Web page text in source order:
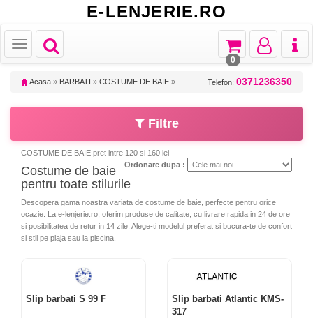
E-LENJERIE.RO
Toggle
navigation
Toggle
Toggle
navigation
Toggle
navigation
Toggle
navigation
0
Acasa » BARBATI » COSTUME DE BAIE » Telefon: 0371236350
Filtre
COSTUME DE BAIE pret intre 120 si 160 lei
Ordonare dupa :
Costume de baie
pentru toate stilurile
Descopera gama noastra variata de costume de baie, perfecte pentru orice
ocazie. La e-lenjerie.ro, oferim produse de calitate, cu livrare rapida in 24 de ore
si posibilitatea de retur in 14 zile. Alege-ti modelul preferat si bucura-te de confort
si stil pe plaja sau la piscina.
Slip barbati S 99 F
Slip barbati Atlantic KMS-
317